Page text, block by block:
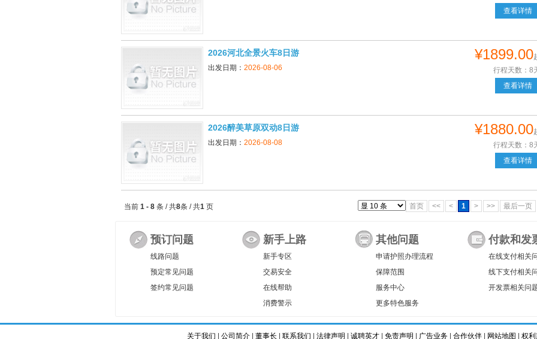
查看详情
2026河北全景火车8日游
出发日期： 2026-08-06
¥1899.00
行程天数：8
查看详情
2026醉美草原双动8日游
出发日期： 2026-08-08
¥1880.00
行程天数：8
查看详情
当前 1 - 8 条 / 共8条 / 共1 页 首页 << < 1 > >> 最后一页
预订问题
线路问题
预定常见问题
签约常见问题
新手上路
新手专区
交易安全
在线帮助
消费警示
其他问题
申请护照办理流程
保障范围
服务中心
更多特色服务
付款和发
在线支付相关
线下支付相关
开发票相关问
关于我们 公司简介 董事长 联系我们 法律声明 诚聘英才 免责声明 广告业务 合作伙伴 网站地图 权利